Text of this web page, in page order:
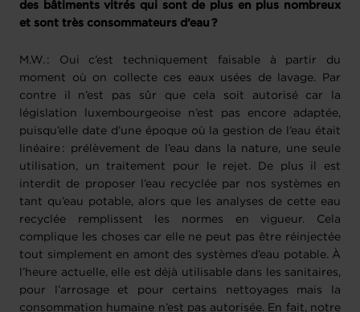
des bâtiments vitrés qui sont de plus en plus nombreux
et sont très consommateurs d’eau ?
M.W. : Oui c’est techniquement faisable à partir du
moment où on collecte ces eaux usées de lavage. Par
contre il n’est pas sûr que cela soit autorisé car la
législation luxembourgeoise n’est pas encore adaptée,
puisqu’elle date d’une époque où la gestion de l’eau était
linéaire : prélèvement de l’eau dans la nature, une seule
utilisation, un traitement pour le rejet. De plus il est
interdit de proposer l’eau recyclée par nos systèmes en
tant qu’eau potable, alors que les analyses de cette eau
recyclée remplissent les normes en vigueur. Cela
complique les choses car elle ne peut pas être réinjectée
tout simplement en amont des systèmes d’eau potable. À
l’heure actuelle, elle est déjà utilisable dans les sanitaires,
pour l’arrosage et pour certains nettoyages mais la
consommation humaine n’est pas autorisée. En fait, notre